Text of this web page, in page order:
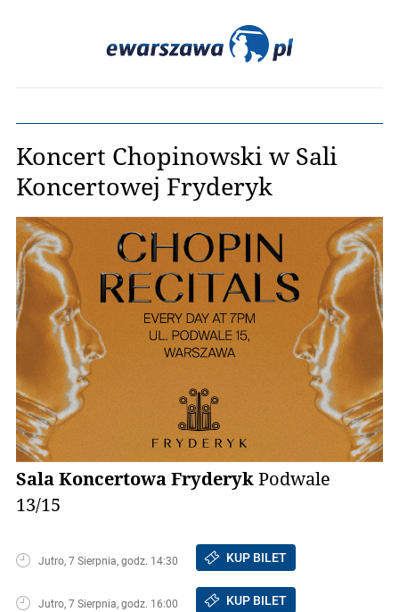
Koncert Chopinowski w Sali
Koncertowej Fryderyk
Sala Koncertowa FryderykPodwale
13/15
Jutro, 7 Sierpnia, godz. 14:30 KUP BILET
Jutro, 7 Sierpnia, godz. 16:00 KUP BILET